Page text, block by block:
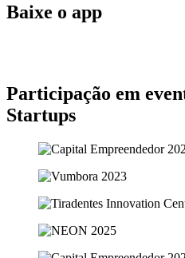
Baixe o app
Participação em
Startups